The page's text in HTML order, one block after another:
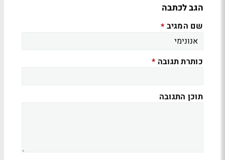
הגב לכתבה
שם המגיב *
כותרת תגובה *
תוכן התגובה